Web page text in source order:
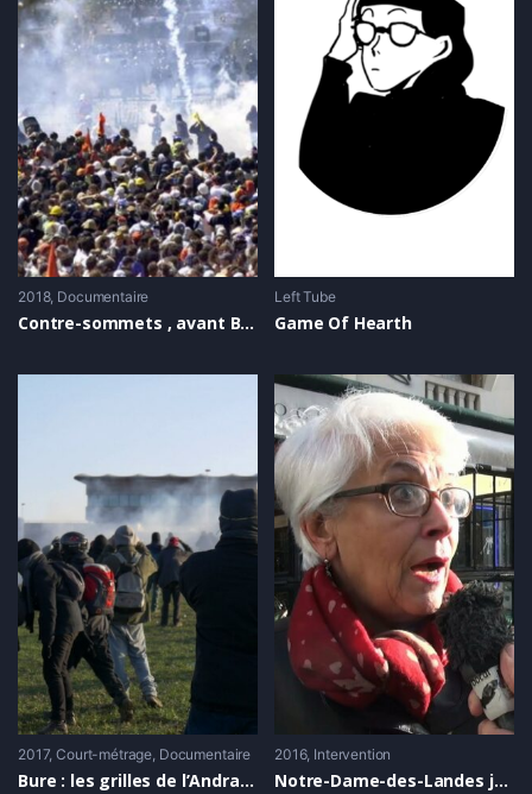
2018 Documentaire
Contre-sommets , avant Biarritz, un peu d’histoire …
Left Tube
Game Of Hearth
2017 Court-métrage, Documentaire
Bure : les grilles de l’Andra sont tombées !
2016 Intervention
Notre-Dame-des-Landes janvier 2016 : Que sera la ZAD dans 10 ans ?